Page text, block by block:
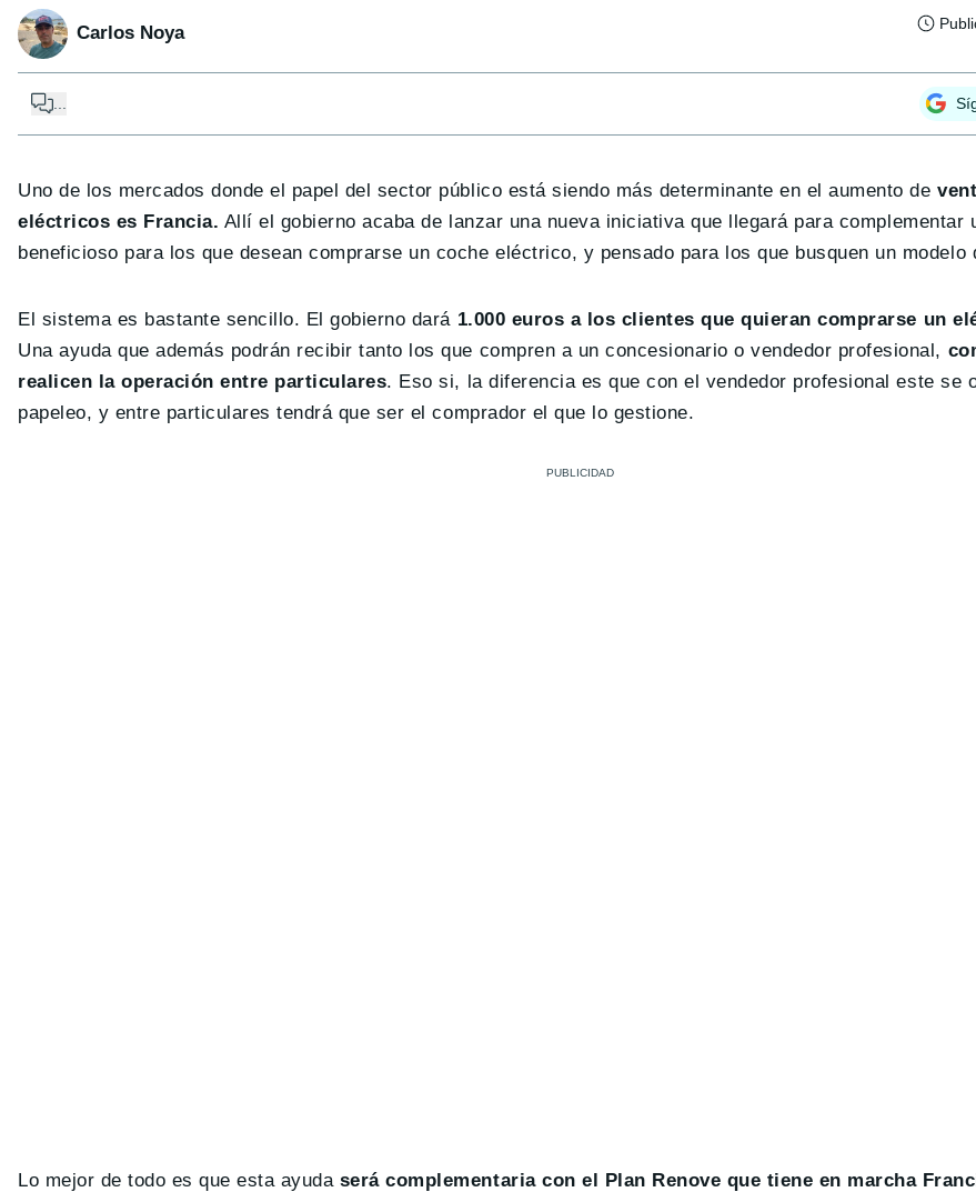
Carlos Noya
Uno de los mercados donde el papel del sector público está siendo más determinante en el aumento de
eléctricos es Francia. Allí el gobierno acaba de lanzar una nueva iniciativa que llegará para complementar
beneficioso para los que desean comprarse un coche eléctrico, y pensado para los que busquen un modelo
El sistema es bastante sencillo. El gobierno dará 1.000 euros a los clientes que quieran comprarse un
Una ayuda que además podrán recibir tanto los que compren a un concesionario o vendedor profesional,
realicen la operación entre particulares. Eso si, la diferencia es que con el vendedor profesional este se
papeleo, y entre particulares tendrá que ser el comprador el que lo gestione.
Lo mejor de todo es que esta ayuda será complementaria con el Plan Renove que tiene en marcha